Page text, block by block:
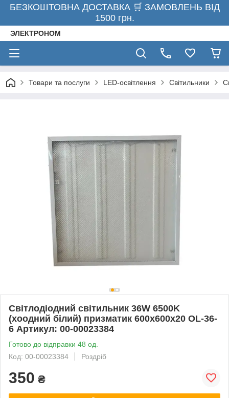
БЕЗКОШТОВНА ДОСТАВКА 🛒 ЗАМОВЛЕНЬ ВІД
1500 грн.
ЭЛЕКТРОНОМ
Товари та послуги LED-освітлення Світильники
Світлодіодний світильник 36W 6500K
(хоодний білий) призматик 600x600x20 OL-36-
6 Артикул: 00-00023384
Готово до відправки 48 од.
Код: 00-00023384
Роздріб
350 ₴